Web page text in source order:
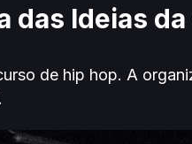
das Ideias da
de hip hop. A